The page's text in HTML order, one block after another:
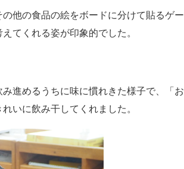
他の食品の絵をボードに分けて貼るゲー
てくれる姿が印象的でした。
進めるうちに味に慣れきた様子で、「お
いに飲み干してくれました。